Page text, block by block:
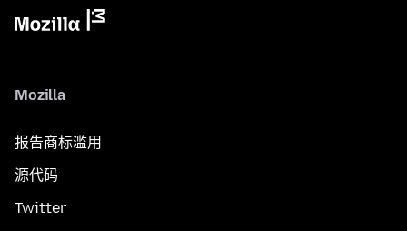
Mozilla
报告商标滥用
源代码
Twitter